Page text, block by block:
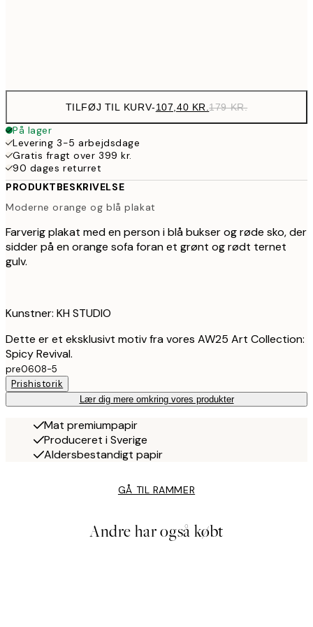
TILFØJ TIL KURV-107,40 KR.179 KR.
På lager
Levering 3-5 arbejdsdage
Gratis fragt over 399 kr.
90 dages returret
PRODUKTBESKRIVELSE
Moderne orange og blå plakat
Farverig plakat med en person i blå bukser og røde sko, der
sidder på en orange sofa foran et grønt og rødt ternet
gulv.
Kunstner: KH STUDIO
Dette er et eksklusivt motiv fra vores AW25 Art Collection:
Spicy Revival.
pre0608-5
Prishistorik
Lær dig mere omkring vores produkter
Mat premiumpapir
Produceret i Sverige
Aldersbestandigt papir
GÅ TIL RAMMER
Andre har også købt